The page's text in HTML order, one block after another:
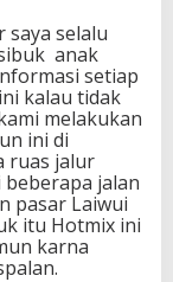
selalu
anak
setiap
kalau tidak
melakukan
ini di
ruas jalur
beberapa jalan
pasar Laiwui
itu Hotmix ini
karna